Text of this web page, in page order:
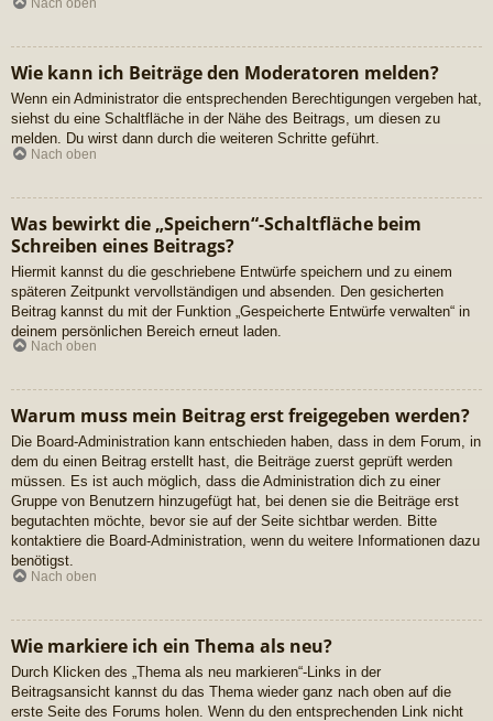
Nach oben
Wie kann ich Beiträge den Moderatoren melden?
Wenn ein Administrator die entsprechenden Berechtigungen vergeben hat,
siehst du eine Schaltfläche in der Nähe des Beitrags, um diesen zu
melden. Du wirst dann durch die weiteren Schritte geführt.
Nach oben
Was bewirkt die „Speichern“-Schaltfläche beim
Schreiben eines Beitrags?
Hiermit kannst du die geschriebene Entwürfe speichern und zu einem
späteren Zeitpunkt vervollständigen und absenden. Den gesicherten
Beitrag kannst du mit der Funktion „Gespeicherte Entwürfe verwalten“ in
deinem persönlichen Bereich erneut laden.
Nach oben
Warum muss mein Beitrag erst freigegeben werden?
Die Board-Administration kann entschieden haben, dass in dem Forum, in
dem du einen Beitrag erstellt hast, die Beiträge zuerst geprüft werden
müssen. Es ist auch möglich, dass die Administration dich zu einer
Gruppe von Benutzern hinzugefügt hat, bei denen sie die Beiträge erst
begutachten möchte, bevor sie auf der Seite sichtbar werden. Bitte
kontaktiere die Board-Administration, wenn du weitere Informationen dazu
benötigst.
Nach oben
Wie markiere ich ein Thema als neu?
Durch Klicken des „Thema als neu markieren“-Links in der
Beitragsansicht kannst du das Thema wieder ganz nach oben auf die
erste Seite des Forums holen. Wenn du den entsprechenden Link nicht